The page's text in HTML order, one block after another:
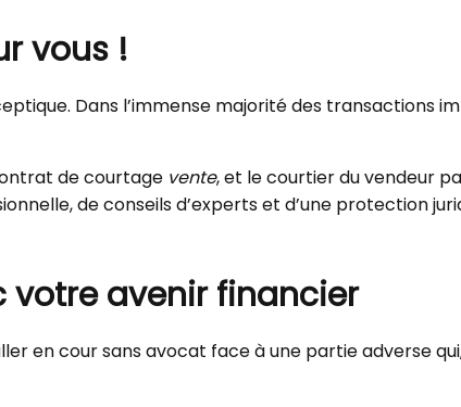
vous !
Dans l’immense majorité des transactions
de courtage vente, et le courtier du vendeur
de conseils d’experts et d’une protection
votre avenir financier
en cour sans avocat face à une partie adverse